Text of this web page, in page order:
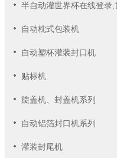
半自动灌世界杯在线登录
自动枕式包装机
自动塑杯灌装封口机
贴标机
旋盖机、封盖机系列
自动铝箔封口机系列
灌装封尾机